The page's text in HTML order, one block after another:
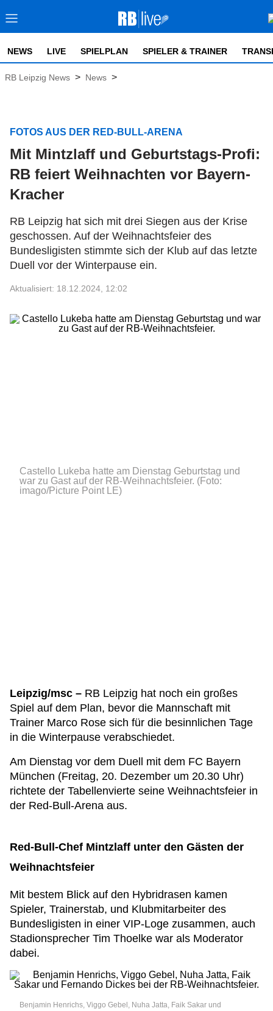
NEWS LIVE SPIELPLAN SPIELER & TRAINER
RB Leipzig News > News >
FOTOS AUS DER RED-BULL-ARENA
Mit Mintzlaff und Geburtstags-Profi:
RB feiert Weihnachten vor Bayern-
Kracher
RB Leipzig hat sich mit drei Siegen aus der Krise
geschossen. Auf der Weihnachtsfeier des
Bundesligisten stimmte sich der Klub auf das letzte
Duell vor der Winterpause ein.
Aktualisiert: 18.12.2024, 12:02
Castello Lukeba hatte am Dienstag Geburtstag und
war zu Gast auf der RB-Weihnachtsfeier. (Foto:
imago/Picture Point LE)
Leipzig/msc – RB Leipzig hat noch ein großes
Spiel auf dem Plan, bevor die Mannschaft mit
Trainer Marco Rose sich für die besinnlichen Tage
in die Winterpause verabschiedet.
Am Dienstag vor dem Duell mit dem FC Bayern
München (Freitag, 20. Dezember um 20.30 Uhr)
richtete der Tabellenvierte seine Weihnachtsfeier in
der Red-Bull-Arena aus.
Red-Bull-Chef Mintzlaff unter den Gästen der
Weihnachtsfeier
Mit bestem Blick auf den Hybridrasen kamen
Spieler, Trainerstab, und Klubmitarbeiter des
Bundesligisten in einer VIP-Loge zusammen, auch
Stadionsprecher Tim Thoelke war als Moderator
dabei.
Benjamin Henrichs, Viggo Gebel, Nuha Jatta, Faik Sakar und